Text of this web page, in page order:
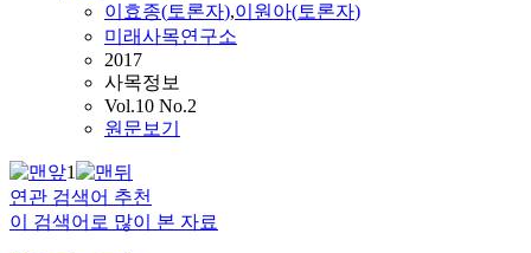
이효종(토론자),이원아(토론자)
미래사목연구소
2017
사목정보
Vol.10 No.2
원문보기
1
연관 검색어 추천
이 검색어로 많이 본 자료